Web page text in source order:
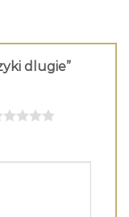
dlugie”